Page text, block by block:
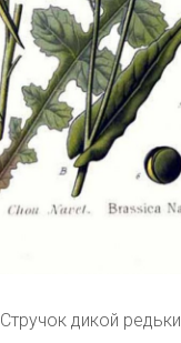
Стручок дикой редьки